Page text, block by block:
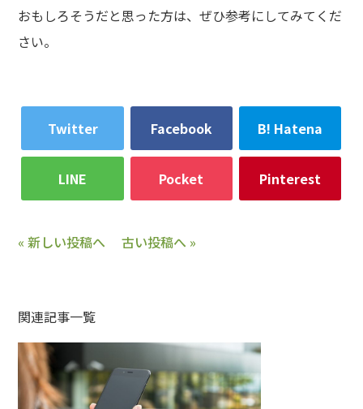
おもしろそうだと思った方は、ぜひ参考にしてみてくだ
さい。
Twitter Facebook B! Hatena
LINE Pocket Pinterest
« 新しい投稿へ 古い投稿へ »
関連記事一覧